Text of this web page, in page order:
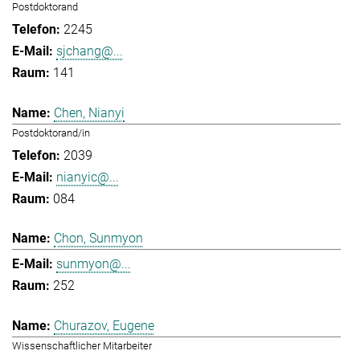
Postdoktorand
2245
sjchang@...
141
Chen, Nianyi
Postdoktorand/in
2039
nianyic@...
084
Chon, Sunmyon
sunmyon@...
252
Churazov, Eugene
Wissenschaftlicher Mitarbeiter